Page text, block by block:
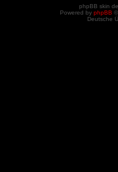
phpBB skin
Powered by phpBB
Deutsche